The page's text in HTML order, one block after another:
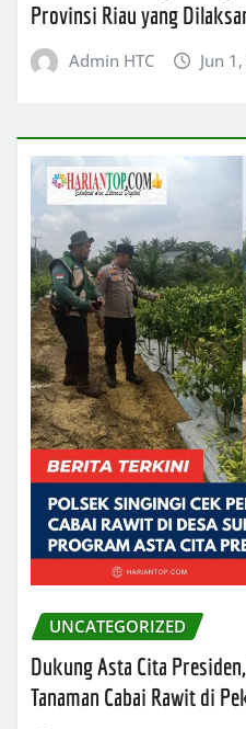
Provinsi Riau yang
Admin HTC Jun
UNCATEGORIZED
Dukung Asta Cita
Tanaman Cabai Rawit di